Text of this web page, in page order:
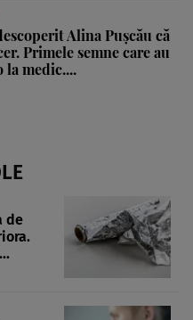
Alina Pușcău că
Primele semne care au
medic....
de